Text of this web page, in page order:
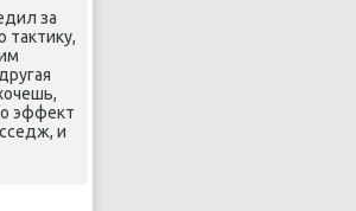
за
эффеκт
и